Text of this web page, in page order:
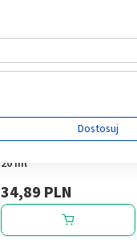
20 ml
34,89 PLN
Dostosuj